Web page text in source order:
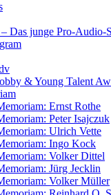
Das junge Pro-Audio-
& Young Talent
Ernst Rothe
Peter Isajczuk
Ulrich Vette
Ingo Kock
Volker Dittel
Jürg Jecklin
Volker Müller